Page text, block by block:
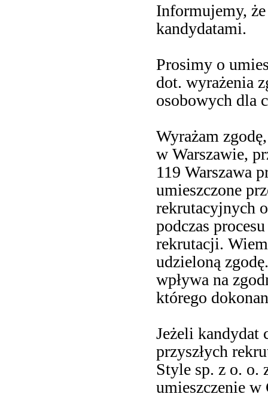
Informujemy,
kandydatami.
Prosimy o
dot. wyrażenia
osobowych dla
Wyrażam
w Warszawie,
119 Warszawa
umieszczone
rekrutacyjnych
podczas
rekrutacji.
udzieloną
wpływa na
którego
Jeżeli kandydat
przyszłych
Style sp. z o. o.
umieszczenie